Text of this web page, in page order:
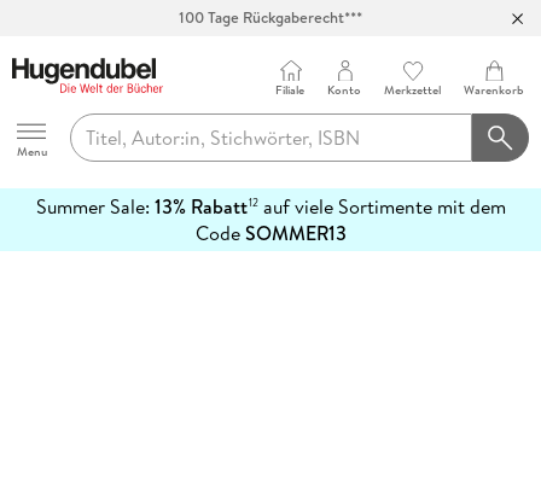
100 Tage Rückgaberecht***
Hugendubel
Menu
Filiale Konto Merkzettel Warenkorb
Summer Sale: 13% Rabatt12auf viele Sortimente mit dem
CodeSOMMER13
erfahren